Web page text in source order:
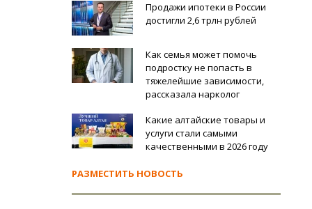
Продажи ипотеки в России
достигли 2,6 трлн рублей
Как семья может помочь
подростку не попасть в
тяжелейшие зависимости,
рассказала нарколог
Какие алтайские товары и
услуги стали самыми
качественными в 2026 году
РАЗМЕСТИТЬ НОВОСТЬ